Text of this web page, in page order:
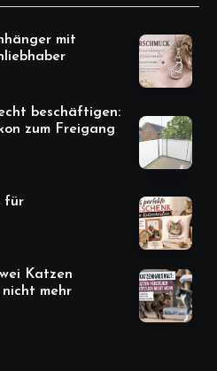
mit
beschäftigen:
zum Freigang
für
Katzen
mehr